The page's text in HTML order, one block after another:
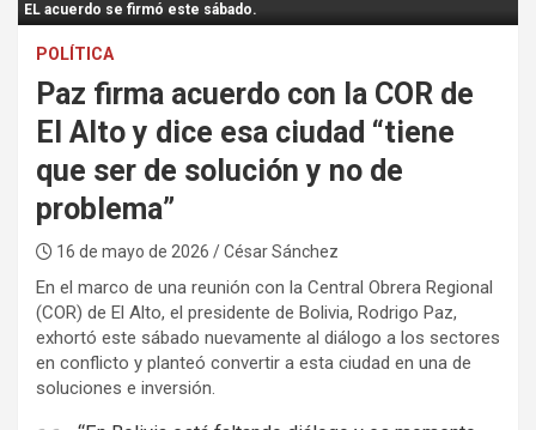
EL acuerdo se firmó este sábado.
POLÍTICA
Paz firma acuerdo con la COR de
El Alto y dice esa ciudad “tiene
que ser de solución y no de
problema”
16 de mayo de 2026 / César Sánchez
En el marco de una reunión con la Central Obrera Regional
(COR) de El Alto, el presidente de Bolivia, Rodrigo Paz,
exhortó este sábado nuevamente al diálogo a los sectores
en conflicto y planteó convertir a esta ciudad en una de
soluciones e inversión.